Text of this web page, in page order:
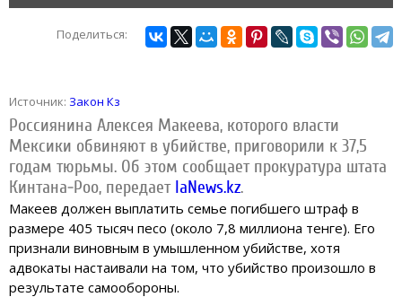
Поделиться:
Источник: Закон Кз
Россиянина Алексея Макеева, которого власти
Мексики обвиняют в убийстве, приговорили к 37,5
годам тюрьмы. Об этом сообщает прокуратура штата
Кинтана-Роо, передаетIaNews.kz.
Макеев должен выплатить семье погибшего штраф в
размере 405 тысяч песо (около 7,8 миллиона тенге). Его
признали виновным в умышленном убийстве, хотя
адвокаты настаивали на том, что убийство произошло в
результате самообороны.